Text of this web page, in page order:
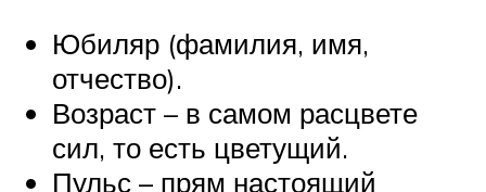
Юбиляр (фамилия, имя,
отчество).
Возраст – в самом расцвете
сил, то есть цветущий.
Пульс – прям настоящий